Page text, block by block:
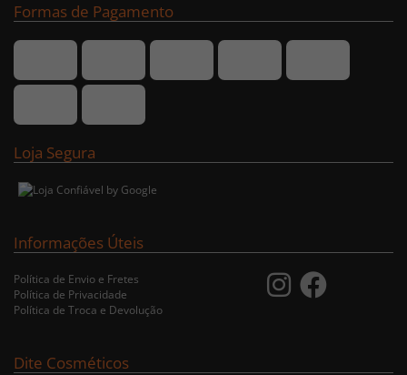
Formas de Pagamento
Loja Segura
Informações Úteis
Política de Envio e Fretes
Política de Privacidade
Política de Troca e Devolução
Dite Cosméticos